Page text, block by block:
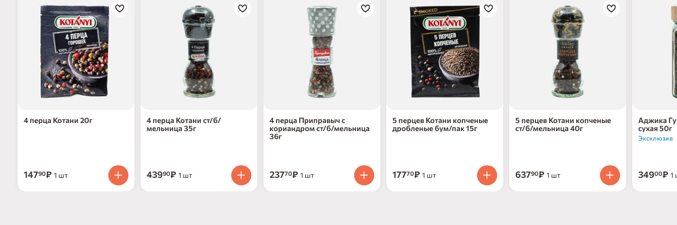
4 перца Котани 20г
14790₽ 1 шт
4 перца Котани ст/б/
мельница 35г
43990₽ 1 шт
4 перца Приправыч с
кориандром ст/б/мельница
36г
23770₽ 1 шт
5 перцев Котани копченые
дробленые бум/пак 15г
17770₽ 1 шт
5 перцев Котани копченые
ст/б/мельница 40г
63790₽ 1 шт
Аджика
сухая 50г
Эксклюзив
34900₽ 1